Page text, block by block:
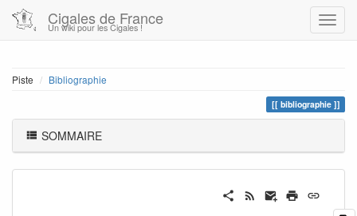
Cigales de France
Un wiki pour les Cigales !
Piste Bibliographie
bibliographie
SOMMAIRE